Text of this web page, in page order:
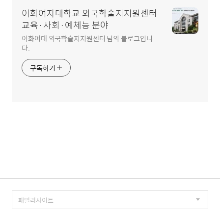
이화여자대학교 외국학술지지원센터
교육·사회·예체능 분야
이화여대 외국학술지지원센터 님의 블로그입니
다.
구독하기